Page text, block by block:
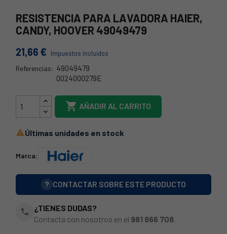
RESISTENCIA PARA LAVADORA HAIER,
CANDY, HOOVER 49049479
21,66 € Impuestos incluidos
Referencias: 49049479
0024000279E
 AÑADIR AL CARRITO
Últimas unidades en stock
Marca:
? CONTACTAR SOBRE ESTE PRODUCTO
phone
¿TIENES DUDAS?
Contacta con nosotros en el 981 866 708.